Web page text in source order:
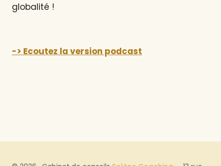
globalité !
-> Ecoutez la version podcast